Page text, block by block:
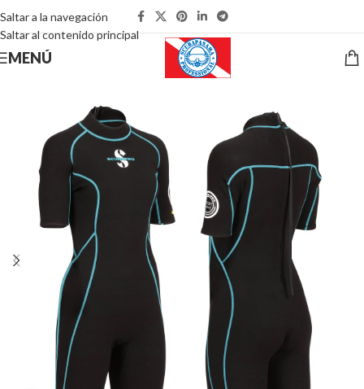
Saltar a la navegación
Saltar al contenido principal
MENÚ